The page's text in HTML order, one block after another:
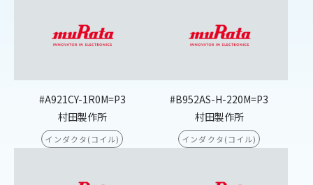
#A921CY-1R0M=P3
村田製作所
インダクタ(コイル)
#B952AS-H-220M=P3
村田製作所
インダクタ(コイル)